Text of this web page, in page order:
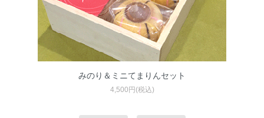
みのり＆ミニてまりんセット
4,500円(税込)